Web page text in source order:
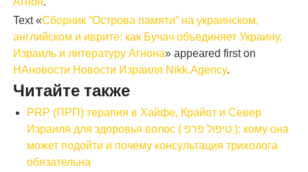
Text «Сборник “Острова памяти” на украинском,
английском и иврите: как Бучач объединяет Украину,
Израиль и литературу Агнона» appeared first on
НАновости Новости Израиля Nikk.Agency.
Читайте также
PRP (ПРП) терапия в Хайфе, Крайот и Север
Израиля для здоровья волос ( טיפול פרפ ): кому она
может подойти и почему консультация трихолога
обязательна